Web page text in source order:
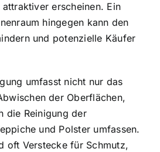
erscheinen. Ein
hingegen kann den
und potenzielle Käufer
umfasst nicht nur das
der Oberflächen,
die Reinigung der
und Polster umfassen.
oft Verstecke für Schmutz,